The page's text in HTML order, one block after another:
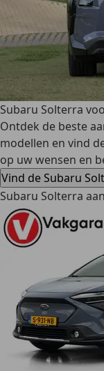
Subaru Solterra
Ontdek de beste
modellen en vind
op uw wensen en
Vind de Subaru
Subaru Solterra